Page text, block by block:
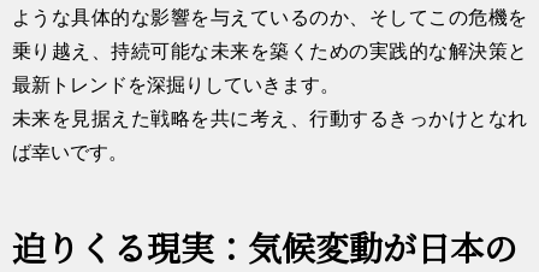
ような具体的な影響を与えているのか、そしてこの危機を
乗り越え、持続可能な未来を築くための実践的な解決策と
最新トレンドを深掘りしていきます。
未来を見据えた戦略を共に考え、行動するきっかけとなれ
ば幸いです。
迫りくる現実：気候変動が日本の